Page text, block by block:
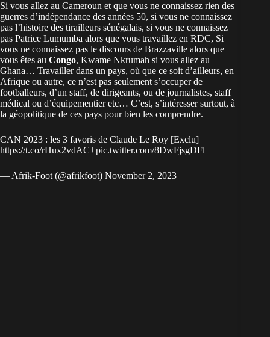
Si vous allez au Cameroun et que vous ne connaissez rien des
guerres d’indépendance des années 50, si vous ne connaissez
pas l’histoire des tirailleurs sénégalais, si vous ne connaissez
pas Patrice Lumumba alors que vous travaillez en RDC, Si
vous ne connaissez pas le discours de Brazzaville alors que
vous êtes au Congo, Kwame Nkrumah si vous allez au
Ghana… Travailler dans un pays, où que ce soit d’ailleurs, en
Afrique ou autre, ce n’est pas seulement s’occuper de
footballeurs, d’un staff, de dirigeants, ou de journalistes, staff
médical ou d’équipementier etc… C’est, s’intéresser surtout, à
la géopolitique de ces pays pour bien les comprendre.
CAN 2023 : les 3 favoris de Claude Le Roy [Exclu]
https://t.co/rHux2vdACJ pic.twitter.com/8DwFjsgDFl
— Afrik-Foot (@afrikfoot) November 2, 2023